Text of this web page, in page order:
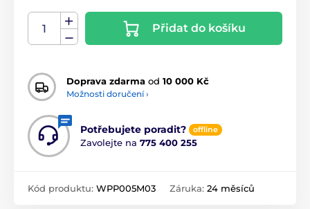
Přidat do košíku
Doprava zdarma od 10 000 Kč
Možnosti doručení ›
Potřebujete poradit? offline
Zavolejte na 775 400 255
Kód produktu: WPP005M03 Záruka: 24 měsíců